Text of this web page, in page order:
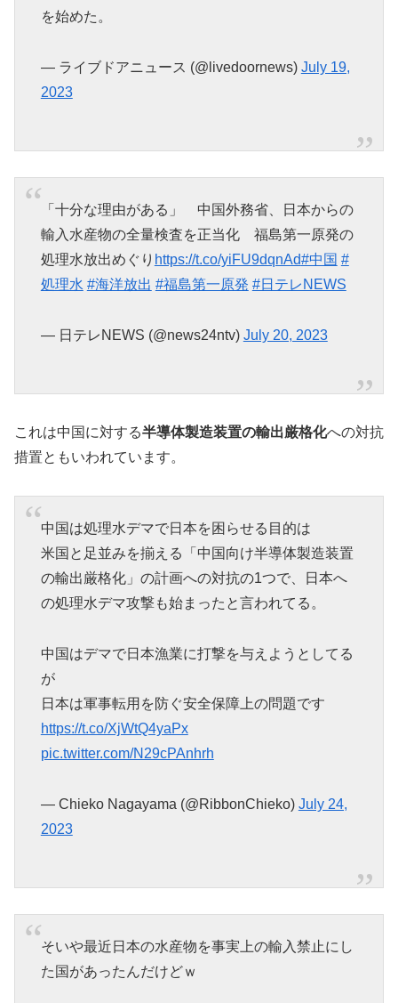
を始めた。
— ライブドアニュース (@livedoornews) July 19,
2023
「十分な理由がある」 中国外務省、日本からの
輸入水産物の全量検査を正当化 福島第一原発の
処理水放出めぐり https://t.co/yiFU9dqnAd#中国 #
処理水 #海洋放出 #福島第一原発 #日テレNEWS
— 日テレNEWS (@news24ntv) July 20, 2023
これは中国に対する半導体製造装置の輸出厳格化への対抗
措置ともいわれています。
中国は処理水デマで日本を困らせる目的は
米国と足並みを揃える「中国向け半導体製造装置
の輸出厳格化」の計画への対抗の1つで、日本へ
の処理水デマ攻撃も始まったと言われてる。
中国はデマで日本漁業に打撃を与えようとしてる
が
日本は軍事転用を防ぐ安全保障上の問題です
https://t.co/XjWtQ4yaPx
pic.twitter.com/N29cPAnhrh
— Chieko Nagayama (@RibbonChieko) July 24,
2023
そいや最近日本の水産物を事実上の輸入禁止にし
た国があったんだけどｗ